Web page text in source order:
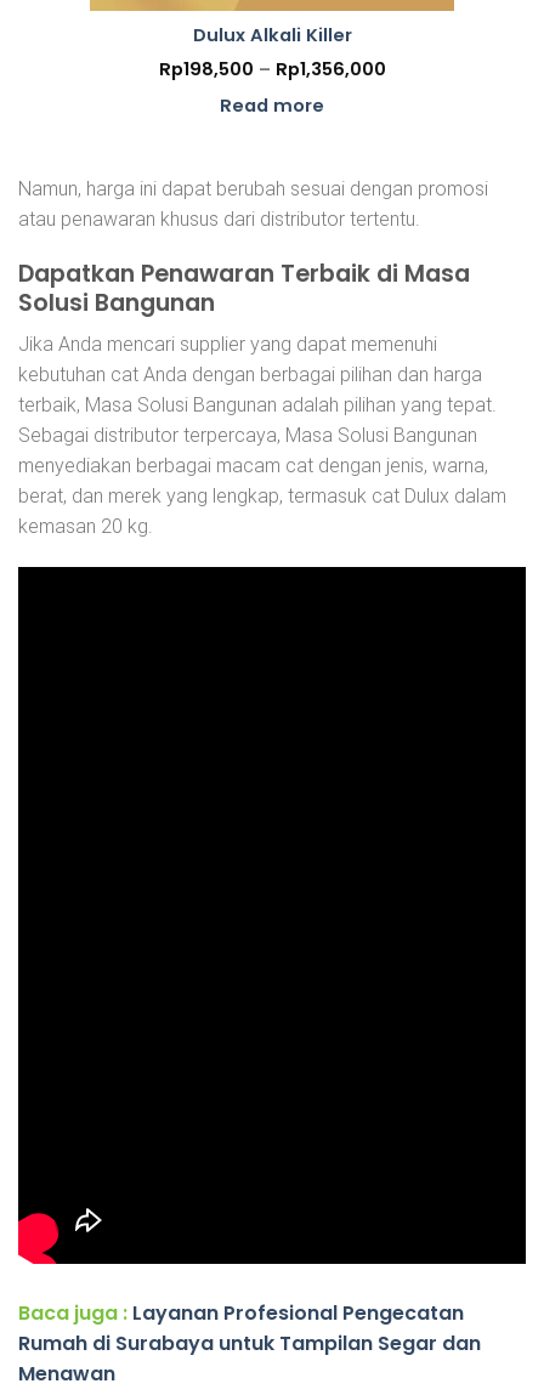
Dulux Alkali Killer
Rp198,500 – Rp1,356,000Price
Read more
Namun, harga ini dapat berubah sesuai dengan promosi
atau penawaran khusus dari distributor tertentu.
Dapatkan Penawaran Terbaik di Masa
Solusi Bangunan
Jika Anda mencari supplier yang dapat memenuhi
kebutuhan cat Anda dengan berbagai pilihan dan harga
terbaik, Masa Solusi Bangunan adalah pilihan yang tepat.
Sebagai distributor terpercaya, Masa Solusi Bangunan
menyediakan berbagai macam cat dengan jenis, warna,
berat, dan merek yang lengkap, termasuk cat Dulux dalam
kemasan 20 kg.
Baca juga : Layanan Profesional Pengecatan
Rumah di Surabaya untuk Tampilan Segar dan
Menawan